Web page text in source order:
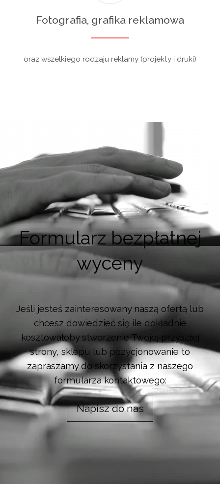
Fotografia, grafika reklamowa
oraz wszelkiego rodzaju reklamy (projekty i druki)
Formularz bezpłatnej
wyceny
Jeśli jesteś zainteresowany naszą ofertą lub
chcesz dowiedzieć się ile dokładnie
kosztowałoby stworzenie Twojej przyszłej
strony, sklepu lub pozycjonowanie to
zapraszamy do skorzystania z naszego
formularza kontaktowego:
Napisz do nas